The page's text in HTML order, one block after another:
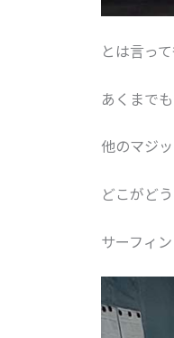
とは言って
あくまで
他のマジ
どこがど
サーフィ